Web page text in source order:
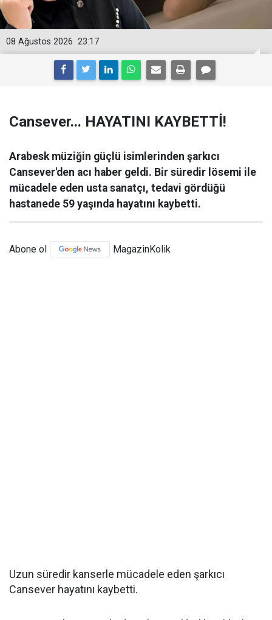
23:17
08 Ağustos 2026
Cansever... HAYATINI KAYBETTİ!
Arabesk müziğin güçlü isimlerinden şarkıcı
Cansever'den acı haber geldi. Bir süredir lösemi ile
mücadele eden usta sanatçı, tedavi gördüğü
hastanede 59 yaşında hayatını kaybetti.
Abone ol MagazinKolik
Uzun süredir kanserle mücadele eden şarkıcı
Cansever hayatını kaybetti.